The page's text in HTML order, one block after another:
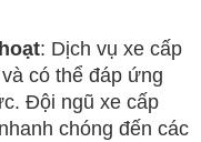
: Dịch vụ xe cấp
có thể đáp ứng
Đội ngũ xe cấp
chóng đến các